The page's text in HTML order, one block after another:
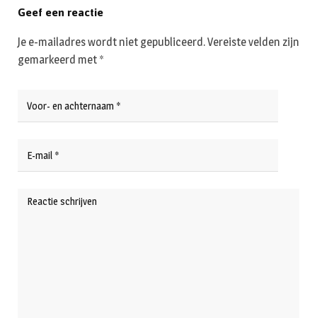
Geef een reactie
Je e-mailadres wordt niet gepubliceerd.Vereiste velden zijn
gemarkeerd met *